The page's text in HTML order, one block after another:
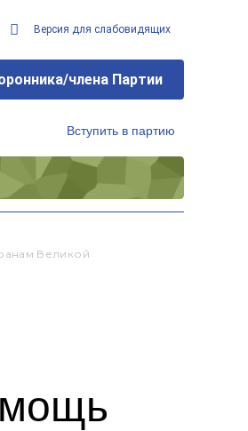
Версия для слабовидящих
члена Партии
Вступить в партию
Великой